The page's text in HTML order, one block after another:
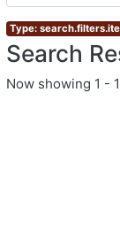
Type:
Search
Now showing 1 -